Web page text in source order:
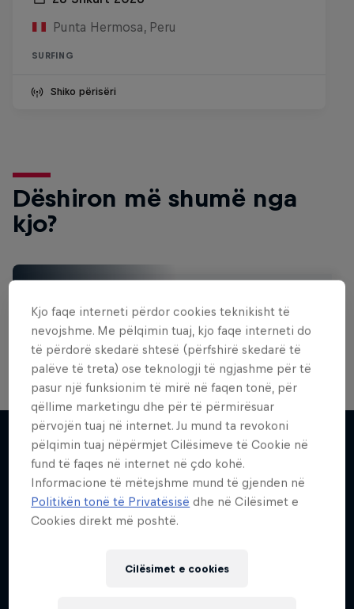
Punta Hermosa, Peru
SURFING
Shiko përisëri
Dëshiron më shumë nga
kjo?
Welcome to the Surf Hub, where you will find a rip-
roaring collection of surf films, shows and …
Më shumë si kjo
Kjo faqe interneti përdor cookies teknikisht të
nevojshme. Me pëlqimin tuaj, kjo faqe interneti do
të përdorë skedarë shtesë (përfshirë skedarë të
palëve të treta) ose teknologji të ngjashme për të
pasur një funksionim të mirë në faqen tonë, për
qëllime marketingu dhe për të përmirësuar
përvojën tuaj në internet. Ju mund ta revokoni
pëlqimin tuaj nëpërmjet Cilësimeve të Cookie në
fund të faqes në internet në çdo kohë.
Informacione të mëtejshme mund të gjenden në
Politikën tonë të Privatësisë dhe në Cilësimet e
Cookies direkt më poshtë.
Cilësimet e cookies